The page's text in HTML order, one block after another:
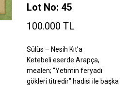
Lot No: 45
100.000 TL
Sülüs – Nesih Kıt’a
Ketebeli eserde Arapça,
mealen; “Yetimin feryadı
gökleri titredir” hadisi ile başka